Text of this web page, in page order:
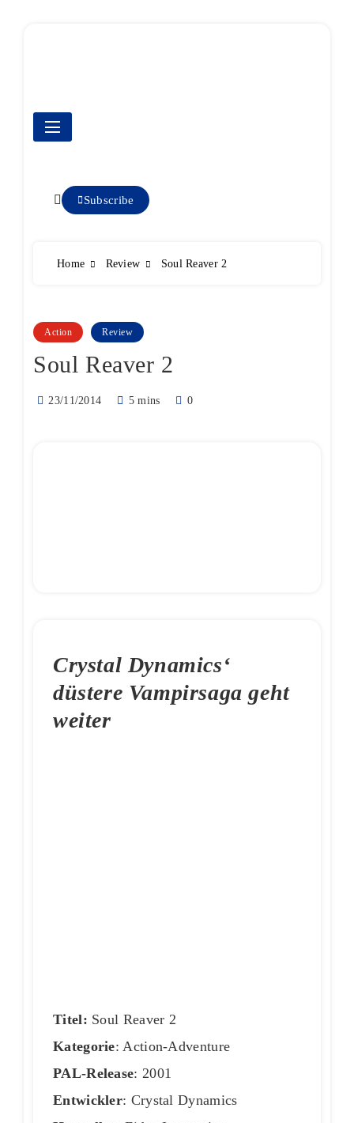
PS2 zocker
Subscribe
Home Review Soul Reaver 2
Action Review
Soul Reaver 2
23/11/2014 5 mins 0
Crystal Dynamics‘
düstere Vampirsaga geht
weiter
Titel: Soul Reaver 2
Kategorie: Action-Adventure
PAL-Release: 2001
Entwickler: Crystal Dynamics